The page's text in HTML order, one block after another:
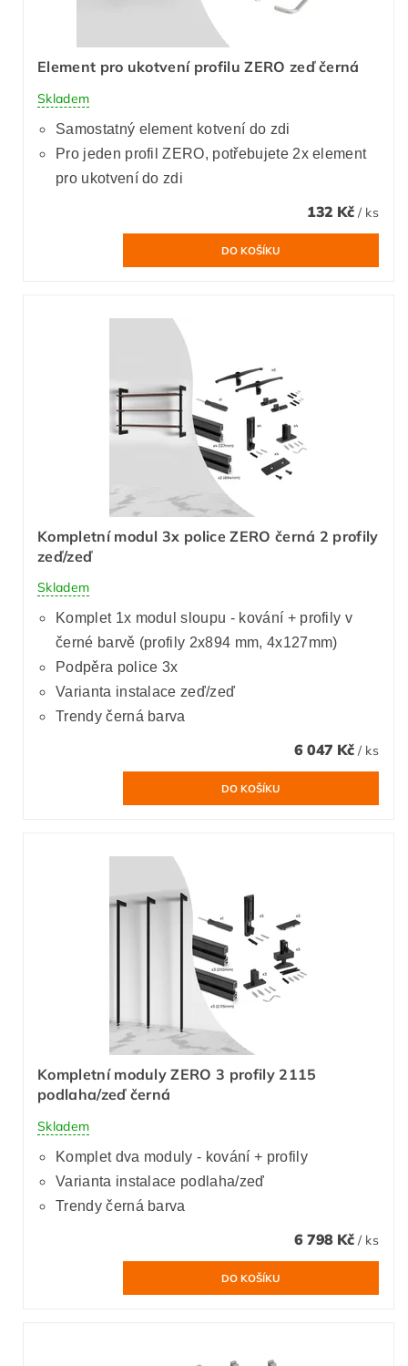
Element pro ukotvení profilu ZERO zeď černá
Skladem
Samostatný element kotvení do zdi
Pro jeden profil ZERO, potřebujete 2x element
pro ukotvení do zdi
132 Kč / ks
Kompletní modul 3x police ZERO černá 2 profily
zeď/zeď
Skladem
Komplet 1x modul sloupu - kování + profily v
černé barvě (profily 2x894 mm, 4x127mm)
Podpěra police 3x
Varianta instalace zeď/zeď
Trendy černá barva
6 047 Kč / ks
Kompletní moduly ZERO 3 profily 2115
podlaha/zeď černá
Skladem
Komplet dva moduly - kování + profily
Varianta instalace podlaha/zeď
Trendy černá barva
6 798 Kč / ks